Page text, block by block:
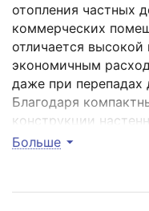
отопления частных
коммерческих
отличается
экономичным
даже при перепадах
Благодаря
конструкции
Navien удобны в
Больше